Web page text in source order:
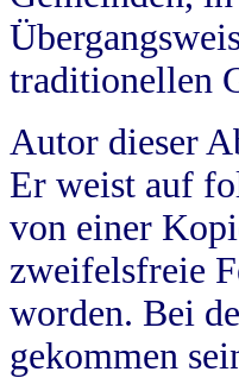
traditionellen
Autor dieser
Er weist auf
von einer
zweifelsfreie
worden. Bei
gekommen